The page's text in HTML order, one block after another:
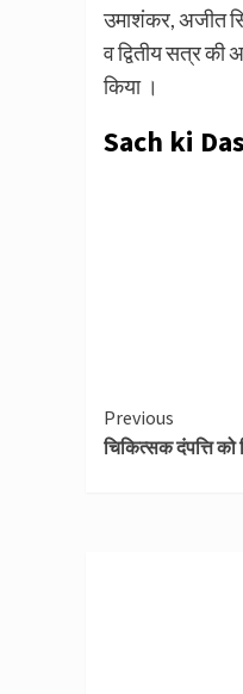
उमाशंकर, अजीत
व द्वितीय सत्र
किया ।
Sach ki
Continue
Reading
Previous
चिकित्सक दंपत्ति को